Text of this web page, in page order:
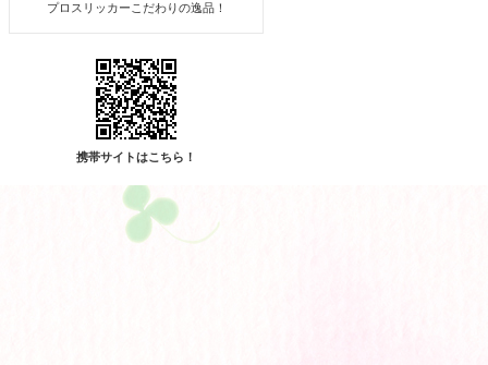
プロスリッカーこだわりの逸品！
携帯サイトはこちら！